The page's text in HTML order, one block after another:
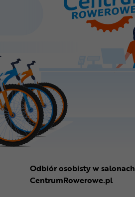
Odbiór osobisty w salonach
CentrumRowerowe.pl